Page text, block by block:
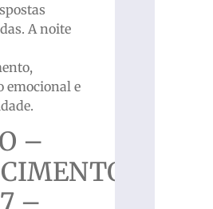
A noite
emocional e
–